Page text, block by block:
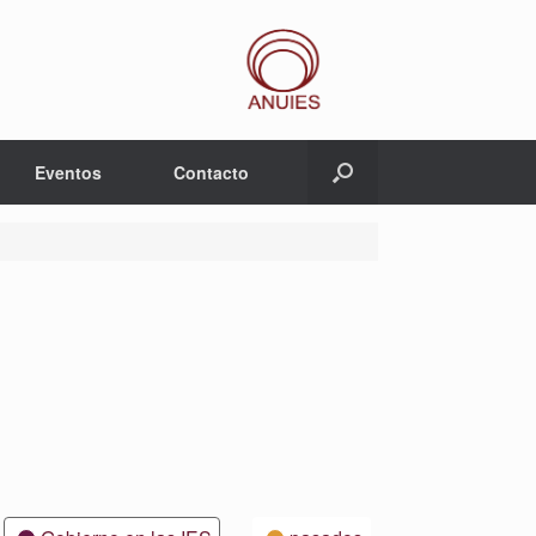
Eventos Contacto